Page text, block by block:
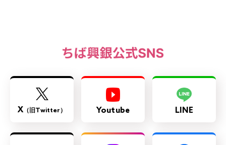
X（旧Twitter） Youtube LINE